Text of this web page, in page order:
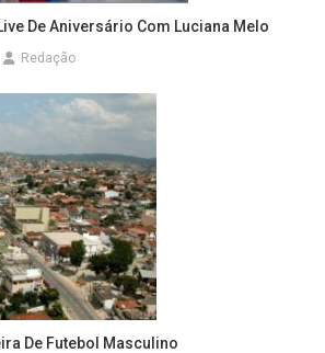
De Aniversário Com Luciana Melo
Redação
De Futebol Masculino